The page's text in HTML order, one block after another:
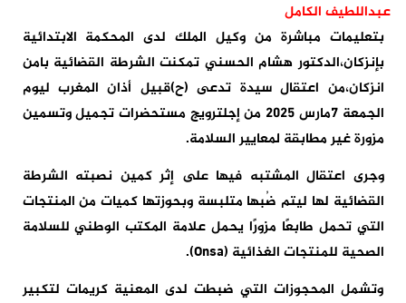
عبداللطيف الكامل
بتعليمات مباشرة من وكيل الملك لدى المحكمة الابتدائية
بإنزكان،الدكتور هشام الحسني تمكنت الشرطة القضائية بامن
انزكان،من اعتقال سيدة تدعى (ح)قبيل أذان المغرب ليوم
الجمعة 7مارس 2025 من إجلترويج مستحضرات تجميل وتسمين
مزورة غير مطابقة لمعايير السلامة.
وجرى اعتقال المشتبه فيها على إثر كمين نصبته الشرطة
القضائية لها ليتم ضُبها متلبسة وبحوزتها كميات من المنتجات
التي تحمل طابعًا مزورًا يحمل علامة المكتب الوطني للسلامة
الصحية للمنتجات الغذائية (Onsa).
وتشمل المحجوزات التي ضبطت لدى المعنية كريمات لتكبير